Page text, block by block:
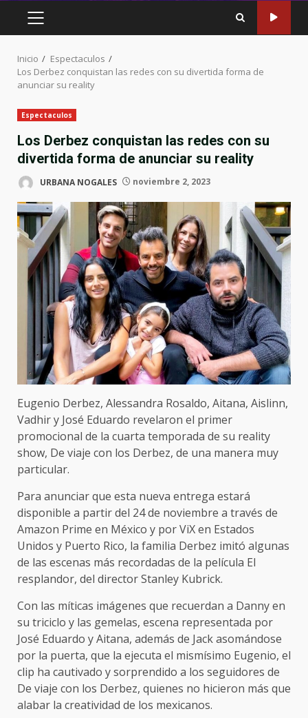
MENÚ
PRINCIPAL
Inicio
Espectaculos
Los Derbez conquistan las redes con su divertida forma de
anunciar su reality
Espectaculos
Los Derbez conquistan las redes con su
divertida forma de anunciar su reality
URBANA NOGALES noviembre 2, 2023
Eugenio Derbez, Alessandra Rosaldo, Aitana, Aislinn,
Vadhir y José Eduardo revelaron el primer
promocional de la cuarta temporada de su reality
show, De viaje con los Derbez, de una manera muy
particular.
Para anunciar que esta nueva entrega estará
disponible a partir del 24 de noviembre a través de
Amazon Prime en México y por ViX en Estados
Unidos y Puerto Rico, la familia Derbez imitó algunas
de las escenas más recordadas de la película El
resplandor, del director Stanley Kubrick.
Con las míticas imágenes que recuerdan a Danny en
su triciclo y las gemelas, escena representada por
José Eduardo y Aitana, además de Jack asomándose
por la puerta, que la ejecuta el mismísimo Eugenio, el
clip ha cautivado y sorprendido a los seguidores de
De viaje con los Derbez, quienes no hicieron más que
alabar la creatividad de los mexicanos.